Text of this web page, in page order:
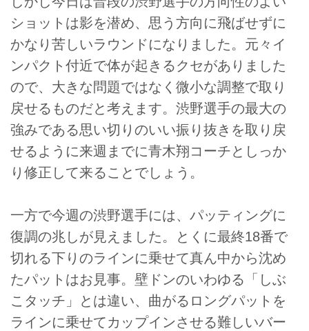
ショットは影を潜め、思う方向に飛ばせずに
かなり苦しいラウンドになりました。元々イ
ンパクト付近で体が起きるクセがありました
ので、大きな問題ではなく微小な調整で取り
戻せるものだと考えます。渋野選手の最大の
強みである思い切りのいい振り抜きを取り戻
せるように来週までに青木翔コーチとしっか
り修正して来ることでしょう。
一方で今週の渋野選手には、パッティングに
復調の兆しが見えました。とくに最終18番で
切れる下りのラインに乗せて真ん中から沈め
たパットはお見事。壁ドンのいわゆる「しぶ
こタッチ」とは違い、曲がるロングパットを
ラインに乗せてカップインさせる難しいバー